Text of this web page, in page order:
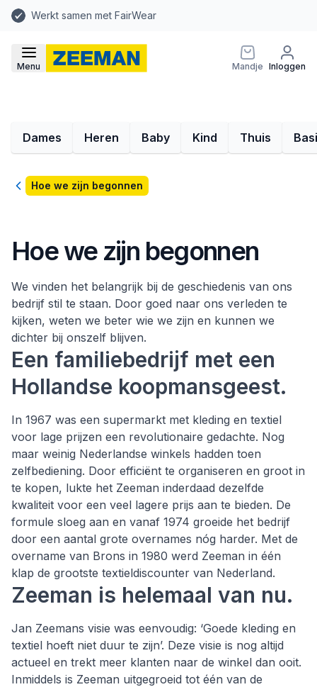
Werkt samen met FairWear
Menu Mandje Inloggen
Dames Heren Baby Kind Thuis
TerugHoe we zijn begonnen
Hoe we zijn begonnen
We vinden het belangrijk bij de geschiedenis van ons
bedrijf stil te staan. Door goed naar ons verleden te
kijken, weten we beter wie we zijn en kunnen we
dichter bij onszelf blijven.
Een familiebedrijf met een
Hollandse koopmansgeest.
In 1967 was een supermarkt met kleding en textiel
voor lage prijzen een revolutionaire gedachte. Nog
maar weinig Nederlandse winkels hadden toen
zelfbediening. Door efficiënt te organiseren en groot in
te kopen, lukte het Zeeman inderdaad dezelfde
kwaliteit voor een veel lagere prijs aan te bieden. De
formule sloeg aan en vanaf 1974 groeide het bedrijf
door een aantal grote overnames nóg harder. Met de
overname van Brons in 1980 werd Zeeman in één
klap de grootste textieldiscounter van Nederland.
Zeeman is helemaal van nu.
Jan Zeemans visie was eenvoudig: ‘Goede kleding en
textiel hoeft niet duur te zijn’. Deze visie is nog altijd
actueel en trekt meer klanten naar de winkel dan ooit.
Inmiddels is Zeeman uitgegroeid tot één van de